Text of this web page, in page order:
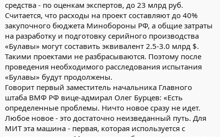
средства - по оценкам экспертов, до 23 млрд руб.
Считается, что расходы на проект составляют до 40%
закупочного бюджета Минобороны РФ, а общие затраты
на разработку и подготовку серийного производства
«Булавы» могут составить эквивалент 2.5-3.0 млрд $.
Такими проектами не разбрасываются. Поэтому после
проведения необходимого расследования испытания
«Булавы» будут продолжены.
Говорит первый заместитель начальника Главного
штаба ВМФ РФ вице-адмирал Олег Бурцев: «Есть
определенные проблемы. Ничто новое сразу не идет.
Любое новое - это достаточно неизведанный путь. Для
МИТ эта машина - первая, которая используется с